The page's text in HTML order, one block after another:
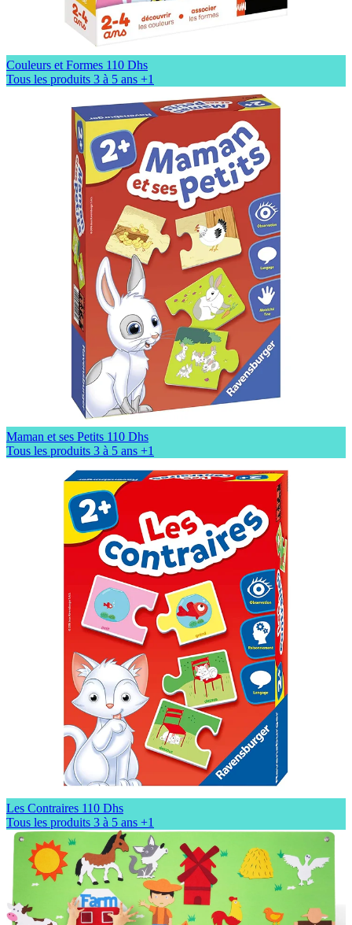
Couleurs et Formes 110 Dhs
Tous les produits 3 à 5 ans +1
Maman et ses Petits 110 Dhs
Tous les produits 3 à 5 ans +1
Les Contraires 110 Dhs
Tous les produits 3 à 5 ans +1